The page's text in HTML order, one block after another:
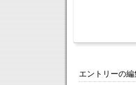
エントリーの編